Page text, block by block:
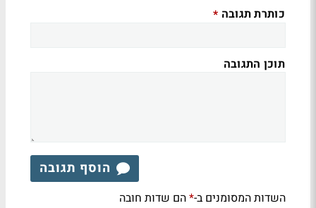
כותרת תגובה *
תוכן התגובה
הוסף תגובה
השדות המסומנים ב-*הם שדות חובה